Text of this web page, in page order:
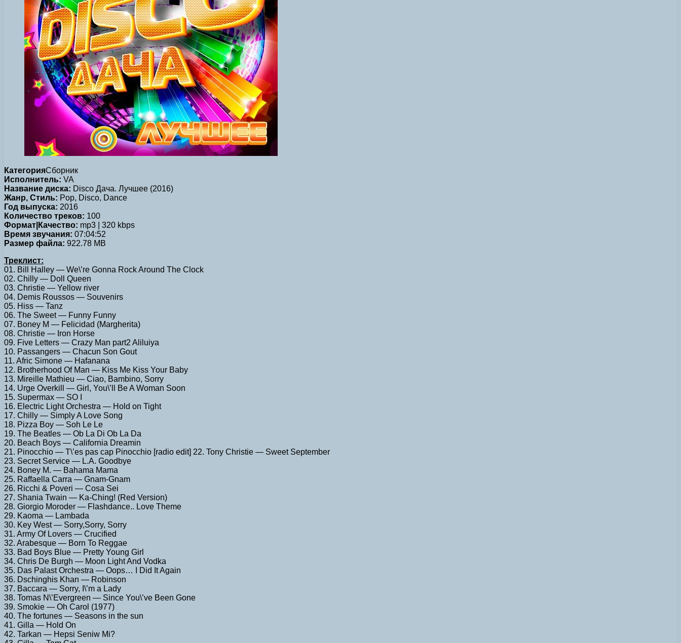
КатегорияСборник
Исполнитель: VA
Название диска: Disco Дача. Лучшее (2016)
Жанр, Стиль: Pop, Disco, Dance
Год выпуска: 2016
Количество треков: 100
Формат|Качество: mp3 | 320 kbps
Время звучания: 07:04:52
Размер файла: 922.78 MB
Треклист:
01. Bill Halley — We\’re Gonna Rock Around The Clock
02. Chilly — Doll Queen
03. Christie — Yellow river
04. Demis Roussos — Souvenirs
05. Hiss — Tanz
06. The Sweet — Funny Funny
07. Boney M — Felicidad (Margherita)
08. Christie — Iron Horse
09. Five Letters — Crazy Man part2 Aliluiya
10. Passangers — Chacun Son Gout
11. Afric Simone — Hafanana
12. Brotherhood Of Man — Kiss Me Kiss Your Baby
13. Mireille Mathieu — Ciao, Bambino, Sorry
14. Urge Overkill — Girl, You\’ll Be A Woman Soon
15. Supermax — SO I
16. Electric Light Orchestra — Hold on Tight
17. Chilly — Simply A Love Song
18. Pizza Boy — Soh Le Le
19. The Beatles — Ob La Di Ob La Da
20. Beach Boys — California Dreamin
21. Pinocchio — T\’es pas cap Pinocchio [radio edit] 22. Tony Christie — Sweet September
23. Secret Service — L.A. Goodbye
24. Boney M. — Bahama Mama
25. Raffaella Carra — Gnam-Gnam
26. Ricchi & Poveri — Cosa Sei
27. Shania Twain — Ka-Ching! (Red Version)
28. Giorgio Moroder — Flashdance.. Love Theme
29. Kaoma — Lambada
30. Key West — Sorry,Sorry, Sorry
31. Army Of Lovers — Crucified
32. Arabesque — Born To Reggae
33. Bad Boys Blue — Pretty Young Girl
34. Chris De Burgh — Moon Light And Vodka
35. Das Palast Orchestra — Oops… I Did It Again
36. Dschinghis Khan — Robinson
37. Baccara — Sorry, I\’m a Lady
38. Tomas N\’Evergreen — Since You\’ve Been Gone
39. Smokie — Oh Carol (1977)
40. The fortunes — Seasons in the sun
41. Gilla — Hold On
42. Tarkan — Hepsi Seniw Mi?